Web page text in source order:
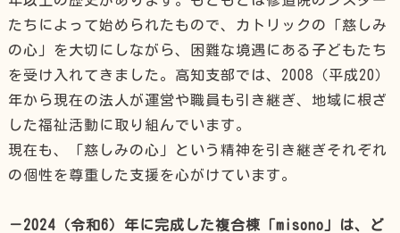
たちによって始められたもので、カトリックの「慈しみ
の心」を大切にしながら、困難な境遇にある子どもたち
を受け入れてきました。高知支部では、2008（平成20）
年から現在の法人が運営や職員も引き継ぎ、地域に根ざ
した福祉活動に取り組んでいます。
現在も、「慈しみの心」という精神を引き継ぎそれぞれ
の個性を尊重した支援を心がけています。
－2024（令和6）年に完成した複合棟「misono」は、ど